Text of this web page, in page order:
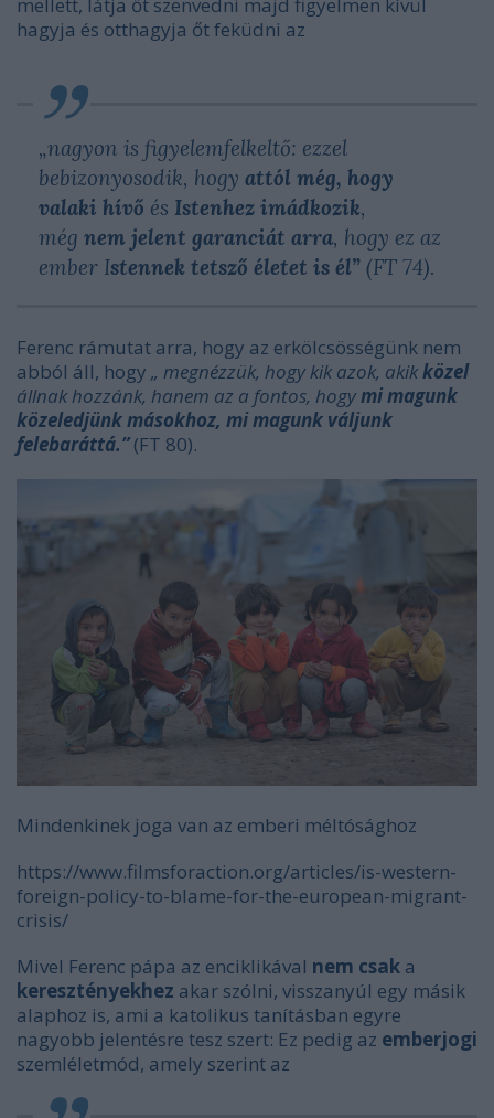
hagyja és otthagyja őt feküdni az
„nagyon is figyelemfelkeltő: ezzel
bebizonyosodik, hogy attól még, hogy
valaki hívő és Istenhez imádkozik,
még nem jelent garanciát arra, hogy ez az
ember Istennek tetsző életet is él” (FT 74).
Ferenc rámutat arra, hogy az erkölcsösségünk nem
abból áll, hogy „ megnézzük, hogy kik azok, akikközel
állnak hozzánk, hanem az a fontos, hogymi magunk
közeledjünk másokhoz, mi magunk váljunk
felebaráttá.” (FT 80).
Mindenkinek joga van az emberi méltósághoz
https://www.filmsforaction.org/articles/is-western-
foreign-policy-to-blame-for-the-european-migrant-
crisis/
Mivel Ferenc pápa az enciklikával nem csak a
keresztényekhez akar szólni, visszanyúl egy másik
alaphoz is, ami a katolikus tanításban egyre
nagyobb jelentésre tesz szert: Ez pedig az emberjogi
szemléletmód, amely szerint az